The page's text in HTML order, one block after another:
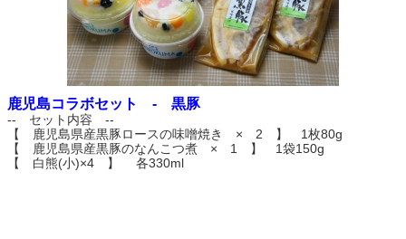
鹿児島コラボセット - 黒豚
-- セット内容 --
【 鹿児島県産黒豚ロースの味噌焼き × 2 】 1枚80g
【 鹿児島県産黒豚のなんこつ煮 × 1 】 1袋150g
【 白熊(小)×4 】 各330ml